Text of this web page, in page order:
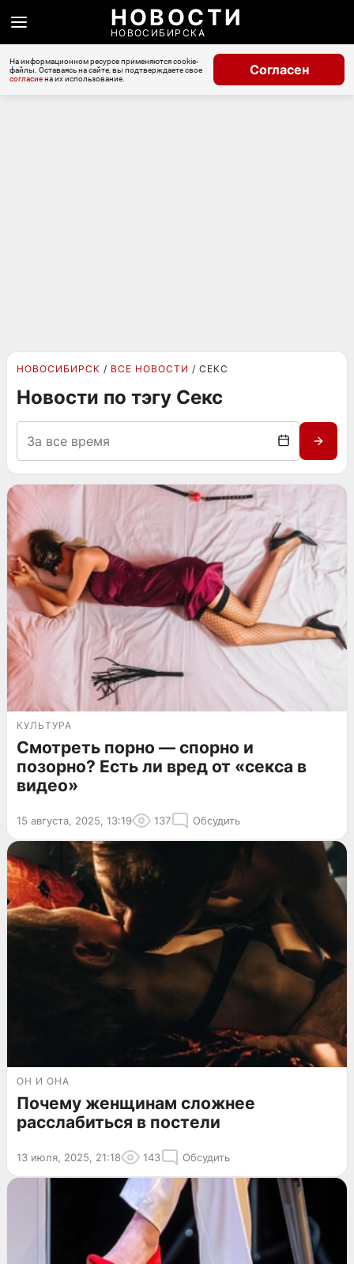
НОВОСТИ
НОВОСИБИРСКА
На информационном ресурсе применяются cookie-
файлы. Оставаясь на сайте, вы подтверждаете свое
согласиена их использование.
Согласен
НОВОСИБИРСК ВСЕ НОВОСТИ СЕКС
Новости по тэгу Секс
КУЛЬТУРА
Смотреть порно — спорно и
позорно? Есть ли вред от «секса в
видео»
15 августа, 2025, 13:19 137 Обсудить
ОН И ОНА
Почему женщинам сложнее
расслабиться в постели
13 июля, 2025, 21:18 143 Обсудить